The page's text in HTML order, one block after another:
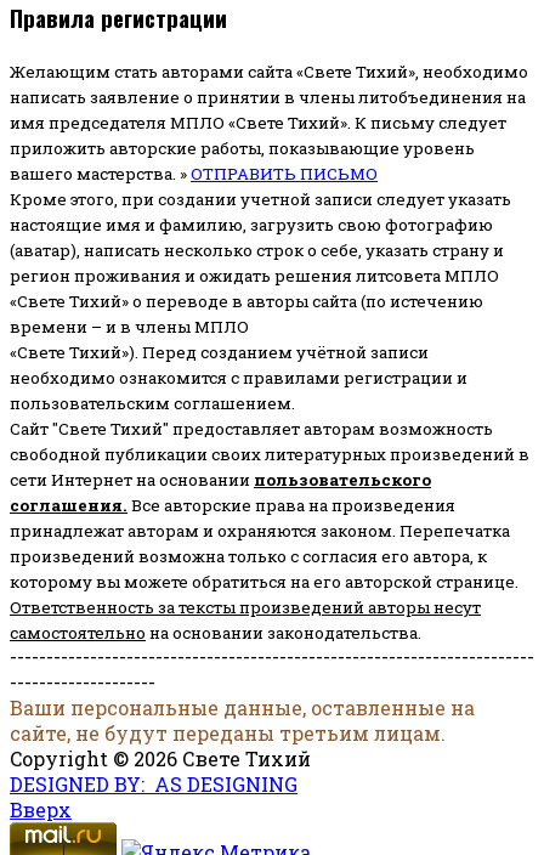
Правила регистрации
Желающим стать авторами сайта «Свете Тихий», необходимо
написать заявление о принятии в члены литобъединения на
имя председателя МПЛО «Свете Тихий». К письму следует
приложить авторские работы, показывающие уровень
вашего мастерства. »ОТПРАВИТЬ ПИСЬМО
Кроме этого, при создании учетной записи следует указать
настоящие имя и фамилию, загрузить свою фотографию
(аватар), написать несколько строк о себе, указать страну и
регион проживания и ожидать решения литсовета МПЛО
«Свете Тихий» о переводе в авторы сайта (по истечению
времени – и в члены МПЛО
«Свете Тихий»). Перед созданием учётной записи
необходимо ознакомится с правилами регистрации и
пользовательским соглашением.
Сайт "Свете Тихий" предоставляет авторам возможность
свободной публикации своих литературных произведений в
сети Интернет на основании пользовательского
соглашения. Все авторские права на произведения
принадлежат авторам и охраняются законом. Перепечатка
произведений возможна только с согласия его автора, к
которому вы можете обратиться на его авторской странице.
Ответственность за тексты произведений авторы несут
самостоятельно на основании законодательства.
------------------------------------------------------------------------
--------------------
Ваши персональные данные, оставленные на
сайте, не будут переданы третьим лицам.
Copyright © 2026 Свете Тихий
DESIGNED BY: AS DESIGNING
Вверх